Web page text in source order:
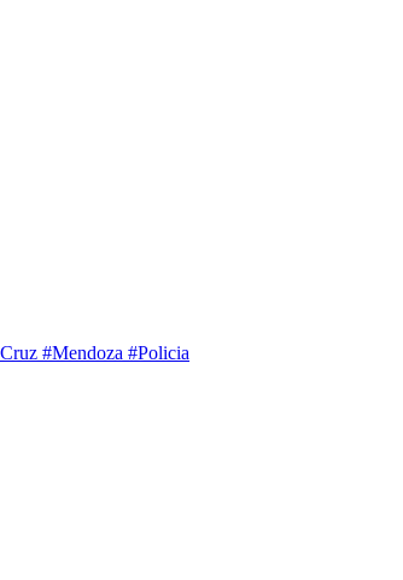
#Mendoza #Policia